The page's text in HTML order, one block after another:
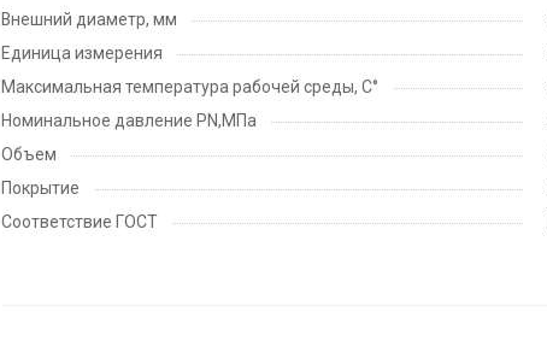
Внешний диаметр, мм
Единица измерения
Максимальная температура рабочей среды, С°
Номинальное давление PN,МПа
Объем
Покрытие
Соответствие ГОСТ